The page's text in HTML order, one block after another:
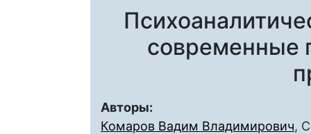
современные
Авторы:
Комаров Вадим Владимирович,